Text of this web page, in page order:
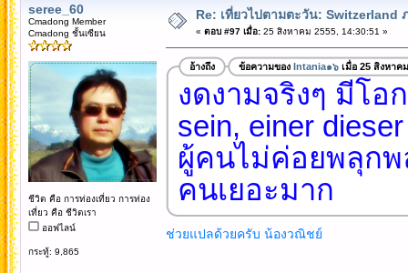
seree_60
Cmadong Member
Cmadong ชั้นเซียน
ชีวิต คือ การท่องเที่ยว การท่อง
เที่ยว คือ ชีวิตเรา
ออฟไลน์
กระทู้: 9,865
Re: เที่ยวไปตามตะวัน: Switzerland
« ตอบ #97 เมื่อ:25 สิงหาคม 2555, 14:30:51 »
อ้างถึง ข้อความของ Intania๑๖เมื่อ 25 สิงหาค
งดงามจริงๆ มีโอ
sein, einer dieser
ผู้คนไม่ค่อยพลุกพ
คนเยอะมาก
ช่วยแปลด้วยครับ น้องวณิชย์